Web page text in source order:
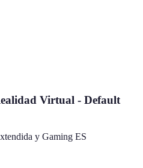
Virtual - Default
y Gaming ES